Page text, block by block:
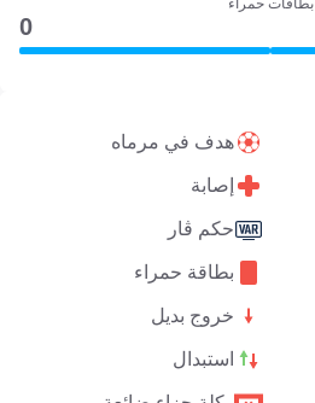
بطاقات حمراء
0
هدف في مرماه
إصابة
حكم ڤار
بطاقة حمراء
خروج بديل
استبدال